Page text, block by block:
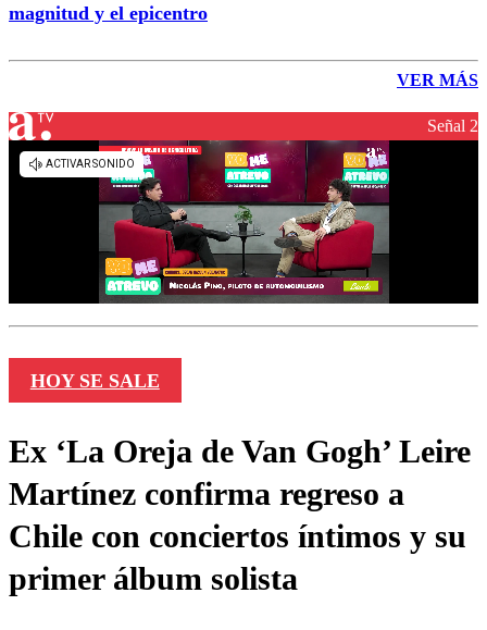
magnitud y el epicentro
VER MÁS
Señal 2
HOY SE SALE
Ex ‘La Oreja de Van Gogh’ Leire
Martínez confirma regreso a
Chile con conciertos íntimos y su
primer álbum solista